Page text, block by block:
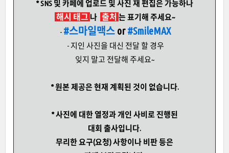
* SNS 및 카페에 업로드 및 사진 재 편집은 가능하나
해시 태그 나 출처 는 표기해 주세요~
- #스마일맥스 or#SmileMAX
- 지인 사진을 대신 전달 할 경우
잊지 말고 전달해 주세요~
* 원본 제공은 현재 계획된 것이 없습니다.
* 사진에 대한 열정과 개인 사비로 진행된
대회 출사입니다.
무리한 요구(요청) 사항이나 비판 등은